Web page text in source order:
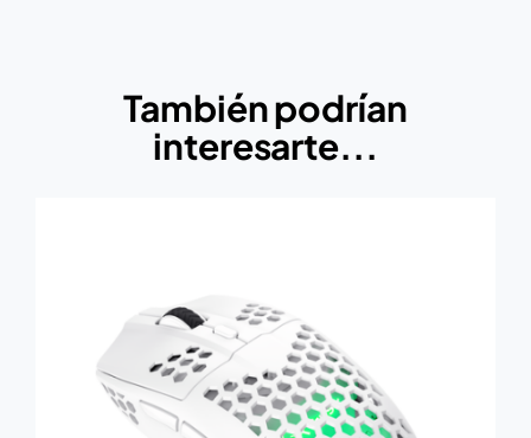
También podrían
interesarte...